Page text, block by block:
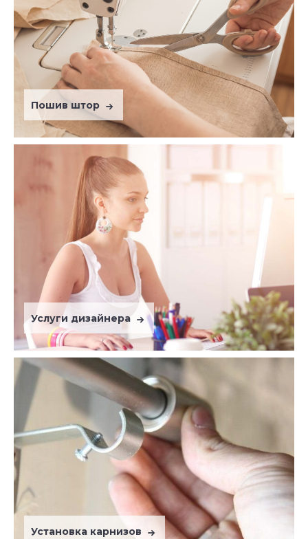
Пошив штор
Услуги дизайнера
Установка карнизов